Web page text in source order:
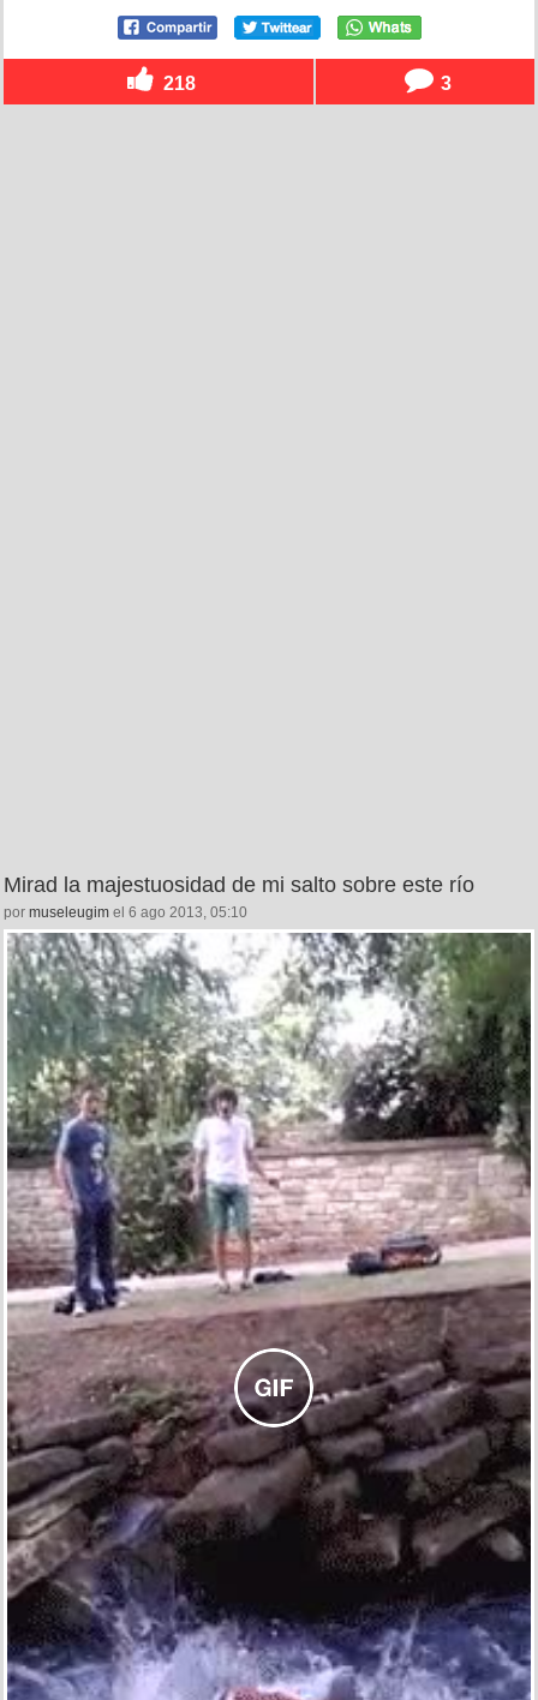
218 3
Mirad la majestuosidad de mi salto sobre este río
por museleugim el 6 ago 2013, 05:10